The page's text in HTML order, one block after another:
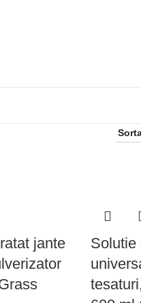
jante
Solutie